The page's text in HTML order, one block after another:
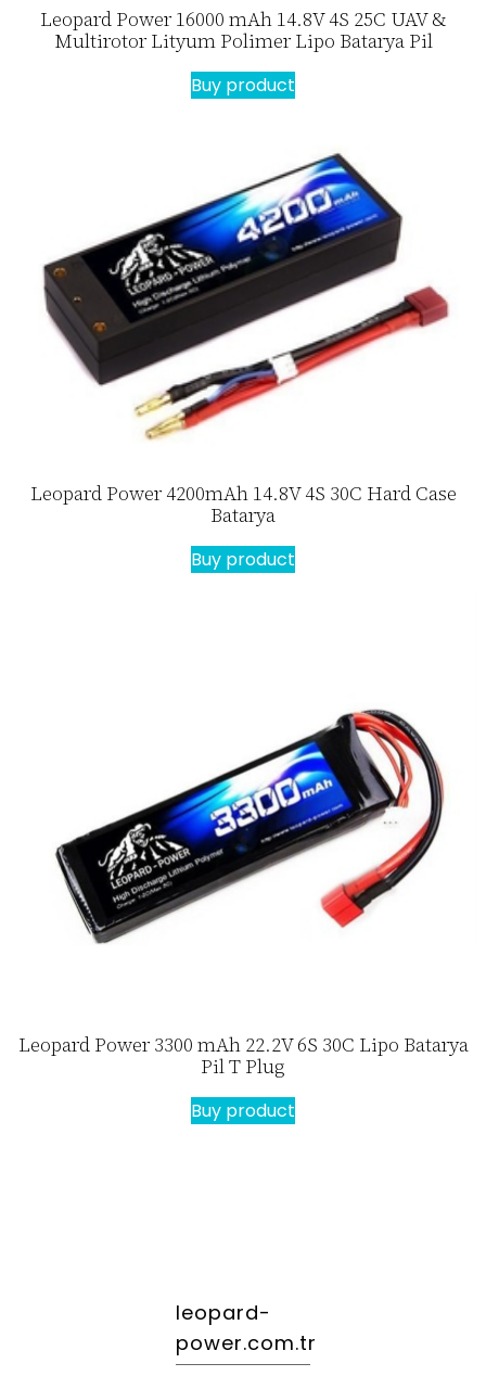
Leopard Power 16000 mAh 14.8V 4S 25C UAV &
Multirotor Lityum Polimer Lipo Batarya Pil
Buy product
Leopard Power 4200mAh 14.8V 4S 30C Hard Case
Batarya
Buy product
Leopard Power 3300 mAh 22.2V 6S 30C Lipo Batarya
Pil T Plug
Buy product
leopard-
power.com.tr